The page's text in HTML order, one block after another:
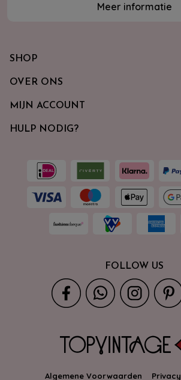
Meer informatie
SHOP
OVER ONS
MIJN ACCOUNT
HULP NODIG?
FOLLOW US
Algemene Voorwaarden Privacy